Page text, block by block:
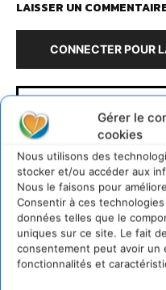
Gérer le
cookies
Nous utilisons des
stocker et/ou accéder aux
Nous le faisons pour
Consentir à ces
données telles que le
uniques sur ce site. Le fait
consentement peut avoir
fonctionnalités et
LAISSER UN
CONNECTER POUR